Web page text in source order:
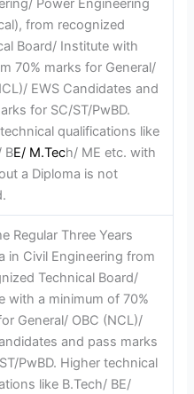
Power Engineering
from recognized
Board/ Institute with
70% marks for General/
EWS Candidates and
for SC/ST/PwBD.
qualifications like
BE/ M.Tech/ ME etc. with
a Diploma is not
Regular Three Years
in Civil Engineering from
Technical Board/
with a minimum of 70%
General/ OBC (NCL)/
and pass marks
PwBD. Higher technical
like B.Tech/ BE/